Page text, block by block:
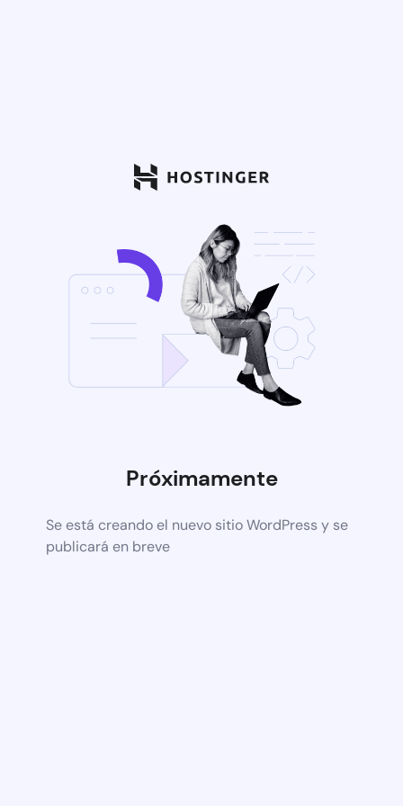
Próximamente
Se está creando el nuevo sitio WordPress y se
publicará en breve